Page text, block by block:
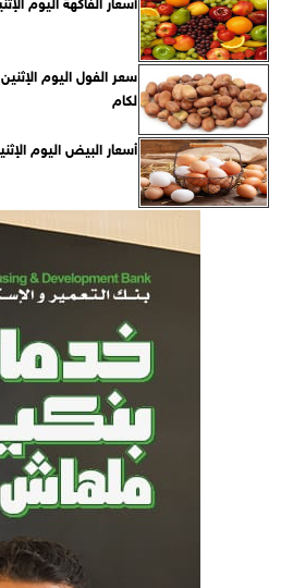
سعر الفول اليوم
لكام
أسعار البيض اليوم